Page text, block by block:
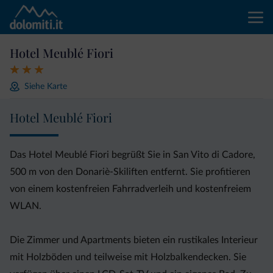
Hotel Meublé Fiori
Siehe Karte
Hotel Meublé Fiori
Das Hotel Meublé Fiori begrüßt Sie in San Vito di Cadore,
500 m von den Donariè-Skiliften entfernt. Sie profitieren
von einem kostenfreien Fahrradverleih und kostenfreiem
WLAN.
Die Zimmer und Apartments bieten ein rustikales Interieur
mit Holzböden und teilweise mit Holzbalkendecken. Sie